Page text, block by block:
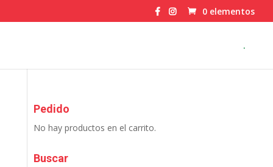
0 elementos
.
Pedido
No hay productos en el carrito.
Buscar